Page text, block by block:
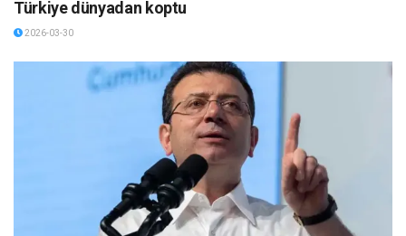
Türkiye dünyadan koptu
2026-03-30